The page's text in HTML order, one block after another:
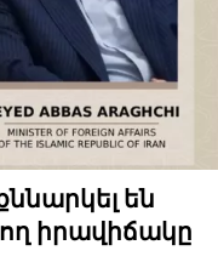
են
իրավիճակը